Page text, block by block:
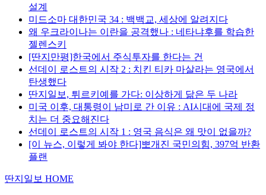
설계
미드소마 대한민국 34 : 백백교, 세상에 알려지다
왜 우크라이나는 이란을 공격했나 : 네타냐후를 학습한
젤렌스키
[딴지만평]한국에서 주식투자를 한다는 건
선데이 로스트의 시작 2 : 치킨 티카 마살라는 영국에서
탄생했다
딴지일보, 튀르키예를 가다: 이상하게 닮은 두 나라
미국 이후, 대통령이 남미로 간 이유 : AI시대에 국제 정
치는 더 중요해진다
선데이 로스트의 시작 1 : 영국 음식은 왜 맛이 없을까?
[이 뉴스, 이렇게 봐야 한다]뽀개진 국민의힘, 397억 반환
플랜
딴지일보 HOME